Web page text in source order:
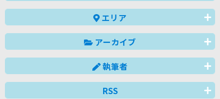
エリア
アーカイブ
執筆者
RSS